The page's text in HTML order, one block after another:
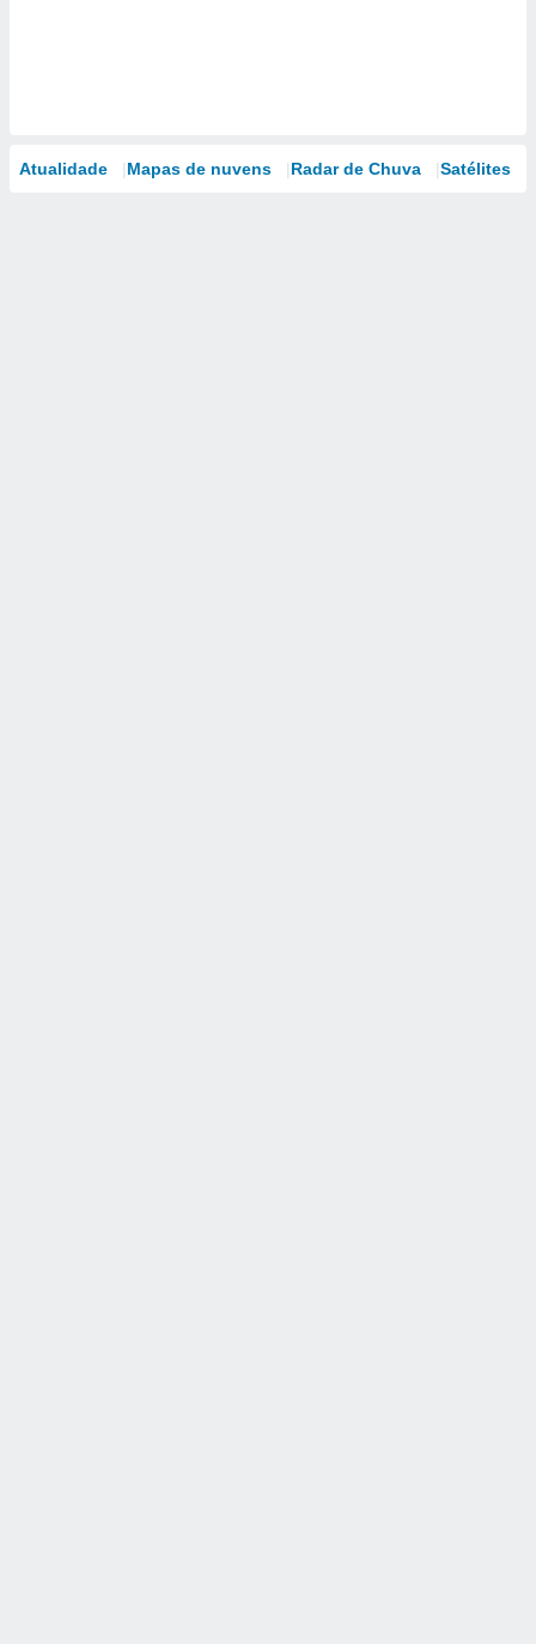
Atualidade Mapas de nuvens Radar de Chuva Satélites